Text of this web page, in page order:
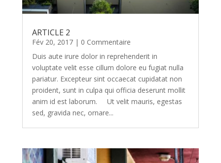
ARTICLE 2
Fév 20, 2017| 0 Commentaire
Duis aute irure dolor in reprehenderit in
voluptate velit esse cillum dolore eu fugiat nulla
pariatur. Excepteur sint occaecat cupidatat non
proident, sunt in culpa qui officia deserunt mollit
anim id est laborum. Ut velit mauris, egestas
sed, gravida nec, ornare...